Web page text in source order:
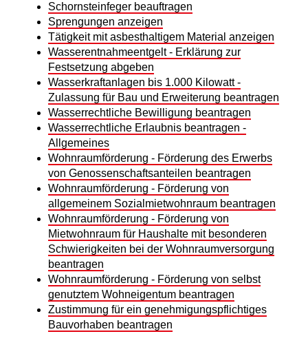
Schornsteinfeger beauftragen
Sprengungen anzeigen
Tätigkeit mit asbesthaltigem Material anzeigen
Wasserentnahmeentgelt - Erklärung zur
Festsetzung abgeben
Wasserkraftanlagen bis 1.000 Kilowatt -
Zulassung für Bau und Erweiterung beantragen
Wasserrechtliche Bewilligung beantragen
Wasserrechtliche Erlaubnis beantragen -
Allgemeines
Wohnraumförderung - Förderung des Erwerbs
von Genossenschaftsanteilen beantragen
Wohnraumförderung - Förderung von
allgemeinem Sozialmietwohnraum beantragen
Wohnraumförderung - Förderung von
Mietwohnraum für Haushalte mit besonderen
Schwierigkeiten bei der Wohnraumversorgung
beantragen
Wohnraumförderung - Förderung von selbst
genutztem Wohneigentum beantragen
Zustimmung für ein genehmigungspflichtiges
Bauvorhaben beantragen